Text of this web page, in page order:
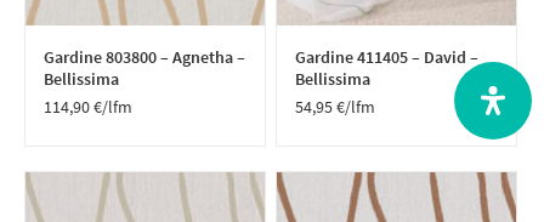
Gardine 803800 – Agnetha –
Bellissima
114,90€/lfm
Gardine 411405 – David –
Bellissima
54,95€/lfm